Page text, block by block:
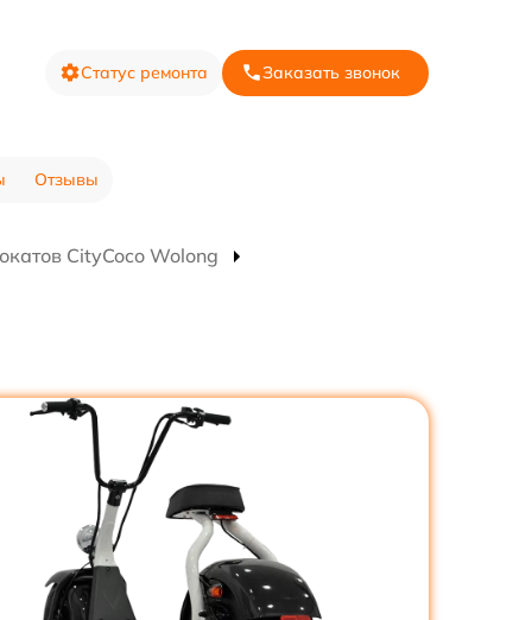
Статус ремонта Заказать звонок
Отзывы
CityCoco Wolong